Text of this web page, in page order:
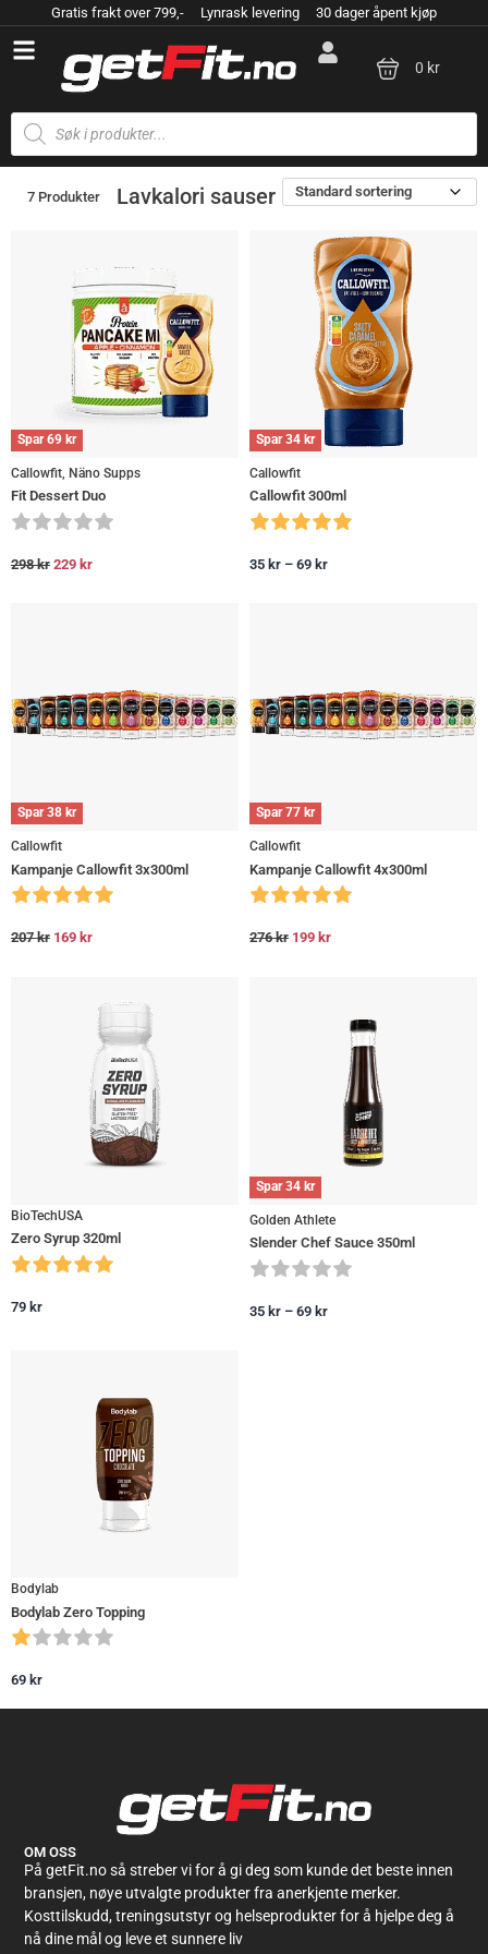
Gratis frakt over 799,- Lynrask levering 30 dager åpent kjøp
0 kr
Lavkalori sauser Standard sortering
7 Produkter
Spar69 kr
Callowfit, Näno Supps
Fit Dessert Duo
298kr 229 kr
Spar34 kr
Callowfit
Callowfit 300ml
35 kr – 69 kr
Spar38 kr
Callowfit
Kampanje Callowfit 3x300ml
207kr 169 kr
Spar77 kr
Callowfit
Kampanje Callowfit 4x300ml
276kr 199 kr
BioTechUSA
Zero Syrup 320ml
79 kr
Spar34 kr
Golden Athlete
Slender Chef Sauce 350ml
35 kr – 69 kr
Bodylab
Bodylab Zero Topping
69 kr
OM OSS
På getFit.no så streber vi for å gi deg som kunde det beste innen
bransjen, nøye utvalgte produkter fra anerkjente merker.
Kosttilskudd, treningsutstyr og helseprodukter for å hjelpe deg å
nå dine mål og leve et sunnere liv